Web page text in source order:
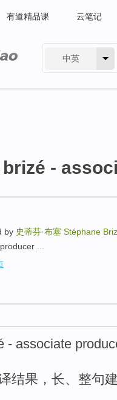
有道精品课 云笔记
中英
-
by 史蒂芬·布塞 Stéphane
...
- associate
结果，长、整句